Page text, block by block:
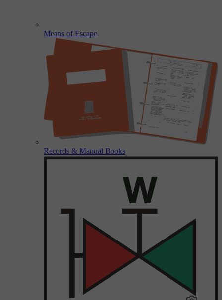
Means of Escape
Records & Manual Books